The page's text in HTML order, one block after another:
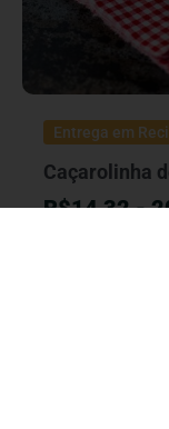
Entrega em
Caçarolinha
R$14,32 -